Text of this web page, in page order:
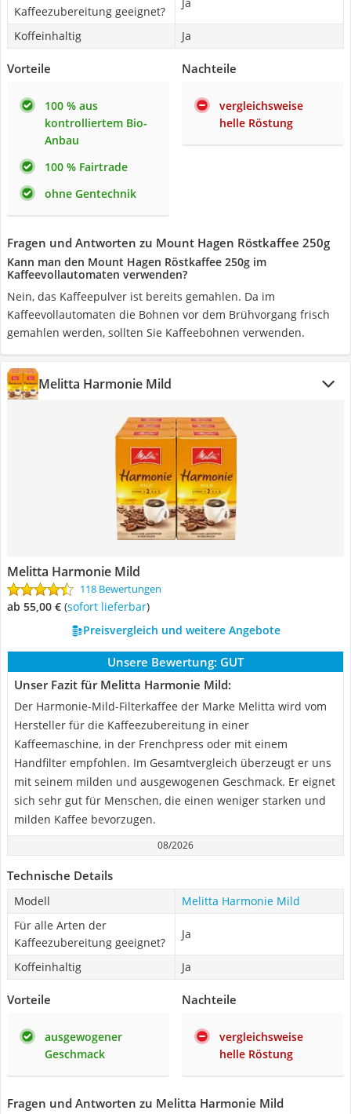
Kaffeezubereitung geeignet?
Koffeinhaltig Ja
Vorteile
100 % aus
kontrolliertem Bio-
Anbau
100 % Fairtrade
ohne Gentechnik
Nachteile
vergleichsweise
helle Röstung
Fragen und Antworten zu Mount Hagen Röstkaffee 250g
Kann man den Mount Hagen Röstkaffee 250g im
Kaffeevollautomaten verwenden?
Nein, das Kaffeepulver ist bereits gemahlen. Da im
Kaffeevollautomaten die Bohnen vor dem Brühvorgang frisch
gemahlen werden, sollten Sie Kaffeebohnen verwenden.
Melitta Harmonie Mild
Melitta Harmonie Mild
118 Bewertungen
ab 55,00 € ( Sofort lieferbar)
Preisvergleich und weitere Angebote
Unsere Bewertung: GUT
Unser Fazit für Melitta Harmonie Mild:
Der Harmonie-Mild-Filterkaffee der Marke Melitta wird vom
Hersteller für die Kaffeezubereitung in einer
Kaffeemaschine, in der Frenchpress oder mit einem
Handfilter empfohlen. Im Gesamtvergleich überzeugt er uns
mit seinem milden und ausgewogenen Geschmack. Er eignet
sich sehr gut für Menschen, die einen weniger starken und
milden Kaffee bevorzugen.
08/2026
Technische Details
Modell
Melitta Harmonie Mild
Für alle Arten der
Kaffeezubereitung geeignet?
Ja
Koffeinhaltig Ja
Vorteile
ausgewogener
Geschmack
Nachteile
vergleichsweise
helle Röstung
Fragen und Antworten zu Melitta Harmonie Mild